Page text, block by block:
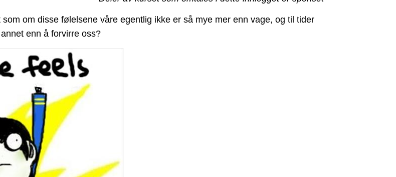
om disse følelsene våre egentlig ikke er så mye mer enn vage, og til tider
enn å forvirre oss?